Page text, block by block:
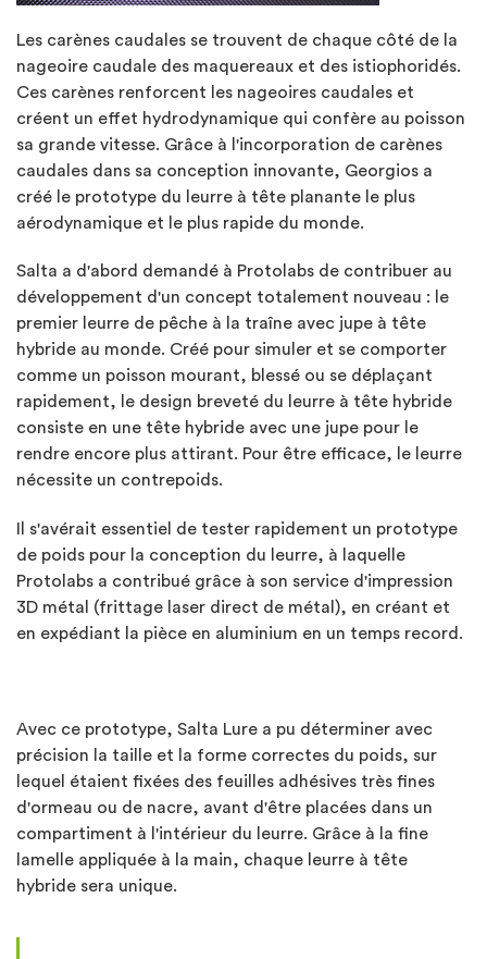
Les carènes caudales se trouvent de chaque côté de la
nageoire caudale des maquereaux et des istiophoridés.
Ces carènes renforcent les nageoires caudales et
créent un effet hydrodynamique qui confère au poisson
sa grande vitesse. Grâce à l'incorporation de carènes
caudales dans sa conception innovante, Georgios a
créé le prototype du leurre à tête planante le plus
aérodynamique et le plus rapide du monde.
Salta a d'abord demandé à Protolabs de contribuer au
développement d'un concept totalement nouveau : le
premier leurre de pêche à la traîne avec jupe à tête
hybride au monde. Créé pour simuler et se comporter
comme un poisson mourant, blessé ou se déplaçant
rapidement, le design breveté du leurre à tête hybride
consiste en une tête hybride avec une jupe pour le
rendre encore plus attirant. Pour être efficace, le leurre
nécessite un contrepoids.
Il s'avérait essentiel de tester rapidement un prototype
de poids pour la conception du leurre, à laquelle
Protolabs a contribué grâce à son service d'impression
3D métal (frittage laser direct de métal), en créant et
en expédiant la pièce en aluminium en un temps record.
Avec ce prototype, Salta Lure a pu déterminer avec
précision la taille et la forme correctes du poids, sur
lequel étaient fixées des feuilles adhésives très fines
d'ormeau ou de nacre, avant d'être placées dans un
compartiment à l'intérieur du leurre. Grâce à la fine
lamelle appliquée à la main, chaque leurre à tête
hybride sera unique.